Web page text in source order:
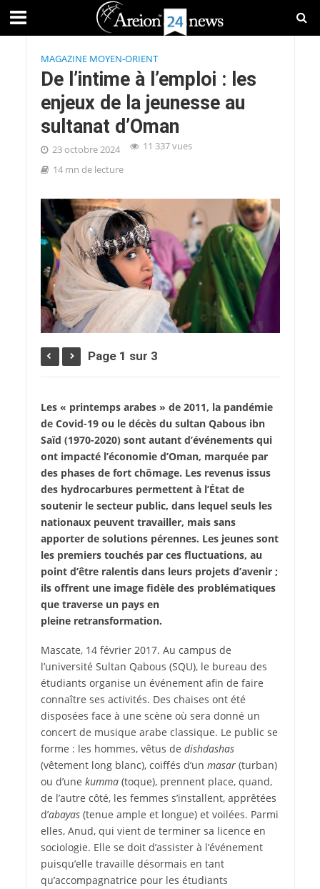
MAGAZINE MOYEN-ORIENT
De l’intime à l’emploi : les
enjeux de la jeunesse au
sultanat d’Oman
23 octobre 2024
11 337 vues
14 mn de lecture
Page 1 sur 3
Les « printemps arabes » de 2011, la pandémie
de Covid-19 ou le décès du sultan Qabous ibn
Saïd (1970-2020) sont autant d’événements qui
ont impacté l’économie d’Oman, marquée par
des phases de fort chômage. Les revenus issus
des hydrocarbures permettent à l’État de
soutenir le secteur public, dans lequel seuls les
nationaux peuvent travailler, mais sans
apporter de solutions pérennes. Les jeunes sont
les premiers touchés par ces fluctuations, au
point d’être ralentis dans leurs projets d’avenir ;
ils offrent une image fidèle des problématiques
que traverse un pays en
pleine retransformation.
Mascate, 14 février 2017. Au campus de
l’université Sultan Qabous (SQU), le bureau des
étudiants organise un événement afin de faire
connaître ses activités. Des chaises ont été
disposées face à une scène où sera donné un
concert de musique arabe classique. Le public se
forme : les hommes, vêtus de dishdashas
(vêtement long blanc), coiffés d’un masar(turban)
ou d’une kumma(toque), prennent place, quand,
de l’autre côté, les femmes s’installent, apprêtées
d’abayas(tenue ample et longue) et voilées. Parmi
elles, Anud, qui vient de terminer sa licence en
sociologie. Elle se doit d’assister à l’événement
puisqu’elle travaille désormais en tant
qu’accompagnatrice pour les étudiants